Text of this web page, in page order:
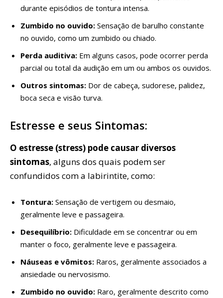
durante episódios de tontura intensa.
Zumbido no ouvido: Sensação de barulho constante
no ouvido, como um zumbido ou chiado.
Perda auditiva: Em alguns casos, pode ocorrer perda
parcial ou total da audição em um ou ambos os ouvidos.
Outros sintomas: Dor de cabeça, sudorese, palidez,
boca seca e visão turva.
Estresse e seus Sintomas:
O estresse (stress) pode causar diversos
sintomas, alguns dos quais podem ser
confundidos com a labirintite, como:
Tontura: Sensação de vertigem ou desmaio,
geralmente leve e passageira.
Desequilíbrio: Dificuldade em se concentrar ou em
manter o foco, geralmente leve e passageira.
Náuseas e vômitos: Raros, geralmente associados a
ansiedade ou nervosismo.
Zumbido no ouvido: Raro, geralmente descrito como